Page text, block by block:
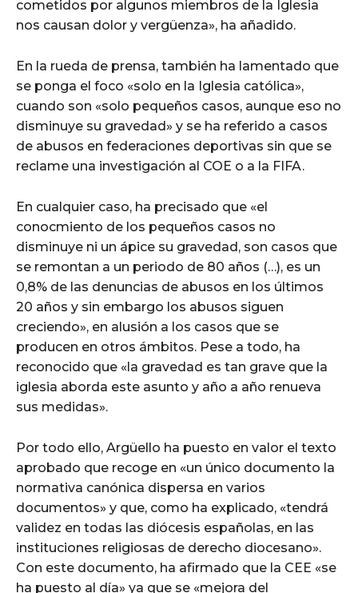
cometidos por algunos miembros de la Iglesia
nos causan dolor y vergüenza», ha añadido.
En la rueda de prensa, también ha lamentado que
se ponga el foco «solo en la Iglesia católica»,
cuando son «solo pequeños casos, aunque eso no
disminuye su gravedad» y se ha referido a casos
de abusos en federaciones deportivas sin que se
reclame una investigación al COE o a la FIFA.
En cualquier caso, ha precisado que «el
conocmiento de los pequeños casos no
disminuye ni un ápice su gravedad, son casos que
se remontan a un periodo de 80 años (…), es un
0,8% de las denuncias de abusos en los últimos
20 años y sin embargo los abusos siguen
creciendo», en alusión a los casos que se
producen en otros ámbitos. Pese a todo, ha
reconocido que «la gravedad es tan grave que la
iglesia aborda este asunto y año a año renueva
sus medidas».
Por todo ello, Argüello ha puesto en valor el texto
aprobado que recoge en «un único documento la
normativa canónica dispersa en varios
documentos» y que, como ha explicado, «tendrá
validez en todas las diócesis españolas, en las
instituciones religiosas de derecho diocesano».
Con este documento, ha afirmado que la CEE «se
ha puesto al día» ya que se «mejora del